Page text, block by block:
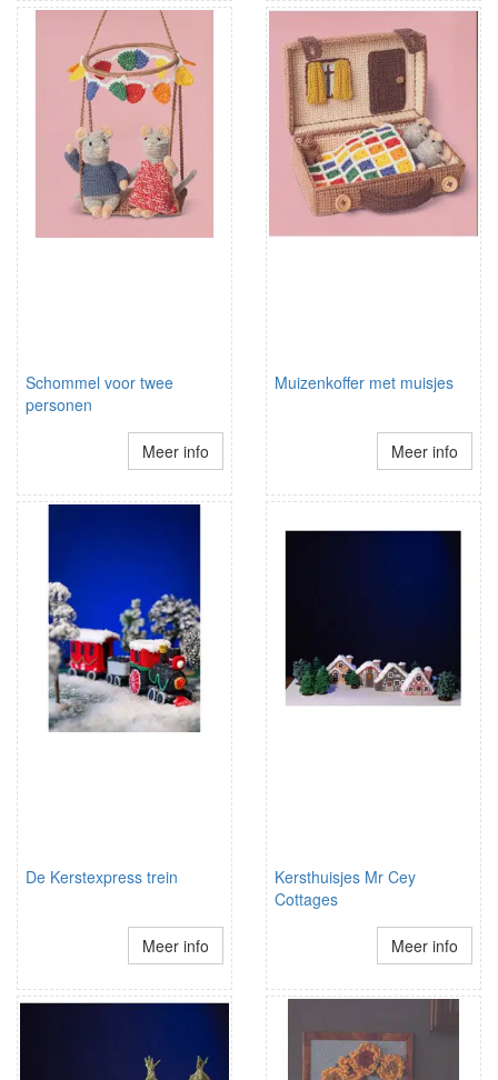
Schommel voor twee
personen
Meer info
Muizenkoffer met muisjes
Meer info
De Kerstexpress trein
Meer info
Kersthuisjes Mr Cey
Cottages
Meer info